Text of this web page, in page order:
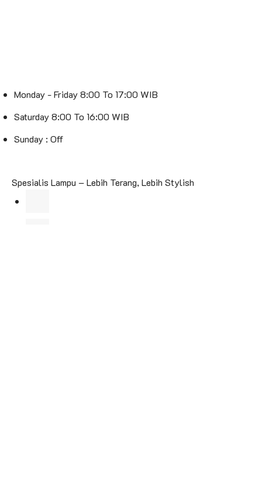
Monday - Friday 8:00 To 17:00 WIB
Saturday 8:00 To 16:00 WIB
Sunday : Off
Spesialis Lampu – Lebih Terang, Lebih Stylish